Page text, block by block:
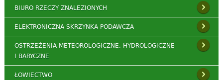
BIURO RZECZY ZNALEZIONYCH
ELEKTRONICZNA SKRZYNKA PODAWCZA
OSTRZEŻENIA METEOROLOGICZNE, HYDROLOGICZNE
I BARYCZNE
ŁOWIECTWO